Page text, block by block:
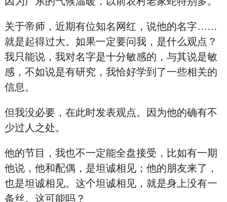
关于帝师，近期有位知名网红，说他的名字……
就是起得过大。如果一定要问我，是什么观点？
我只能说，我对名字是十分敏感的，与其说是敏
感，不如说是有研究，我恰好学到了一些相关的
信息。
但我没必要，在此时发表观点。因为他的确有不
少过人之处。
他的节目，我也不一定能全盘接受，比如有一期
他说，他和配偶，是坦诚相见；他的朋友来了，
也是坦诚相见。这个坦诚相见，就是身上没有一
条丝。这可能吗？